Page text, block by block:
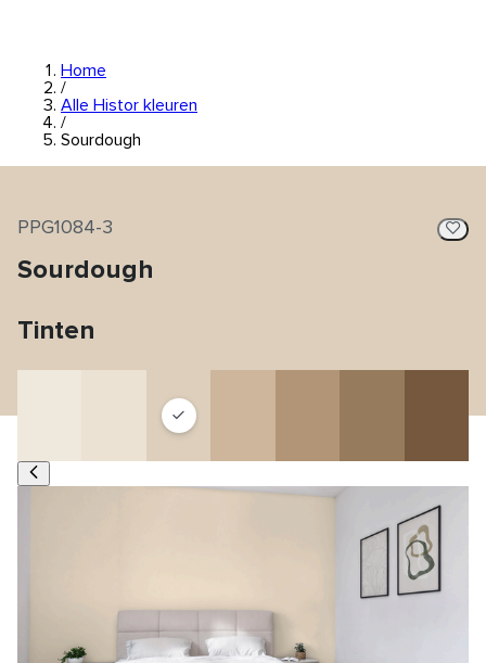
Home
/
Alle Histor kleuren
/
Sourdough
PPG1084-3
Sourdough
Tinten